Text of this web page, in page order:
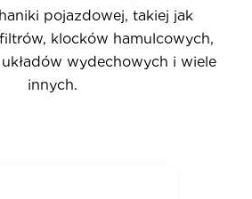
pojazdowej, takiej jak
klocków hamulcowych,
wydechowych i wiele
innych.